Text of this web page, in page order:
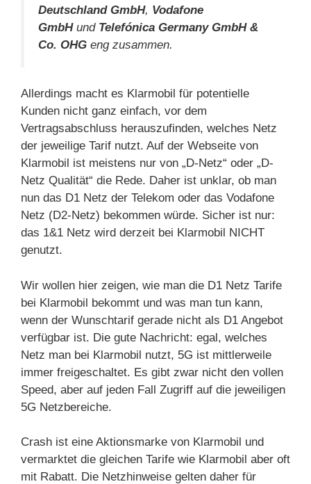
Deutschland GmbH, Vodafone
GmbHund Telefónica Germany GmbH &
Co. OHG eng zusammen.
Allerdings macht es Klarmobil für potentielle
Kunden nicht ganz einfach, vor dem
Vertragsabschluss herauszufinden, welches Netz
der jeweilige Tarif nutzt. Auf der Webseite von
Klarmobil ist meistens nur von „D-Netz“ oder „D-
Netz Qualität“ die Rede. Daher ist unklar, ob man
nun das D1 Netz der Telekom oder das Vodafone
Netz (D2-Netz) bekommen würde. Sicher ist nur:
das 1&1 Netz wird derzeit bei Klarmobil NICHT
genutzt.
Wir wollen hier zeigen, wie man die D1 Netz Tarife
bei Klarmobil bekommt und was man tun kann,
wenn der Wunschtarif gerade nicht als D1 Angebot
verfügbar ist. Die gute Nachricht: egal, welches
Netz man bei Klarmobil nutzt, 5G ist mittlerweile
immer freigeschaltet. Es gibt zwar nicht den vollen
Speed, aber auf jeden Fall Zugriff auf die jeweiligen
5G Netzbereiche.
Crash ist eine Aktionsmarke von Klarmobil und
vermarktet die gleichen Tarife wie Klarmobil aber oft
mit Rabatt. Die Netzhinweise gelten daher für